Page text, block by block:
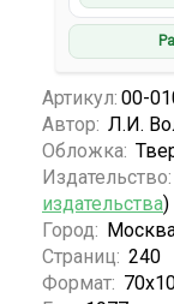
Артикул: 00-
Автор: Л.И.
Обложка:
Издательство:
издательства)
Город:
Страниц: 240
Формат: